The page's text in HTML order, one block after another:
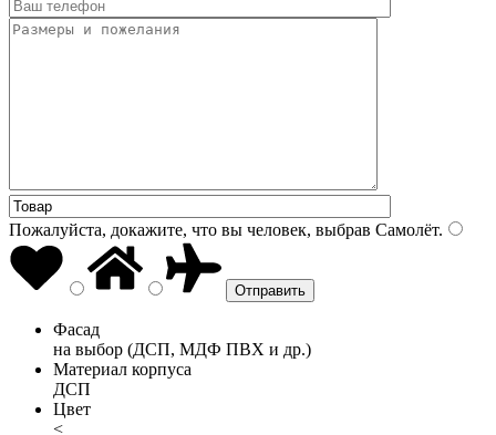
Пожалуйста, докажите, что вы человек, выбрав Самолёт.
Фасад
на выбор (ДСП, МДФ ПВХ и др.)
Материал корпуса
ДСП
Цвет
<